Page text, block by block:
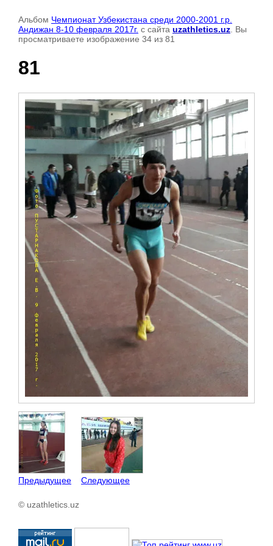
Альбом Чемпионат Узбекистана среди 2000-2001 г.р.
Андижан 8-10 февраля 2017г. с сайта uzathletics.uz . Вы
просматриваете изображение 34 из 81
81
Предыдущее Следующее
© uzathletics.uz